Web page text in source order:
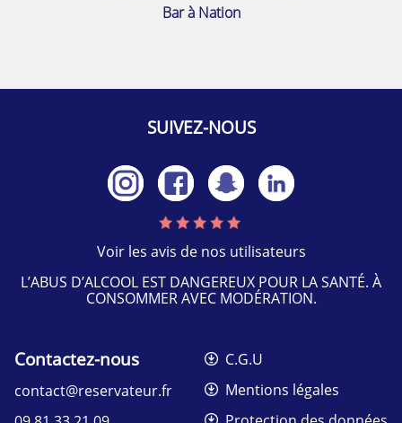
Bar à Nation
SUIVEZ-NOUS
Voir les avis de nos utilisateurs
L’ABUS D’ALCOOL EST DANGEREUX POUR LA SANTÉ. À
CONSOMMER AVEC MODÉRATION.
Contactez-nous
contact@reservateur.fr
C.G.U
Mentions légales